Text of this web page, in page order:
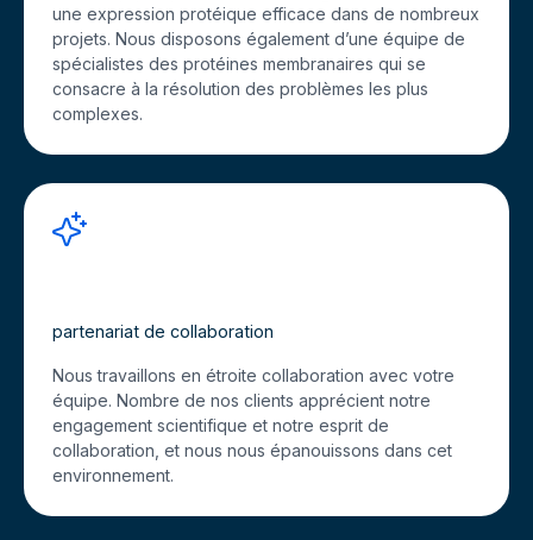
une expression protéique efficace dans de nombreux
projets. Nous disposons également d’une équipe de
spécialistes des protéines membranaires qui se
consacre à la résolution des problèmes les plus
complexes.
partenariat de collaboration
Nous travaillons en étroite collaboration avec votre
équipe. Nombre de nos clients apprécient notre
engagement scientifique et notre esprit de
collaboration, et nous nous épanouissons dans cet
environnement.